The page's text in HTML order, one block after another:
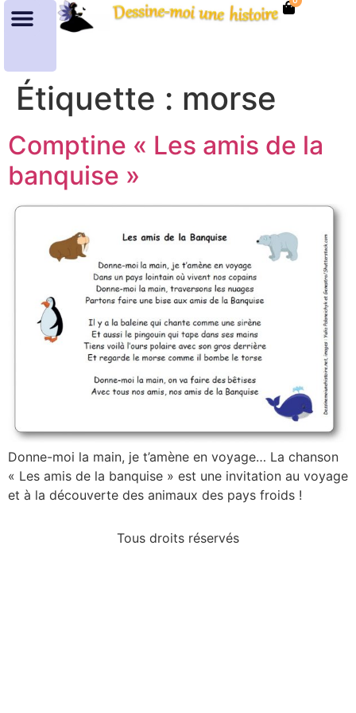
Étiquette : morse
Comptine « Les amis de la
banquise »
Donne-moi la main, je t’amène en voyage… La chanson
« Les amis de la banquise » est une invitation au voyage
et à la découverte des animaux des pays froids !
Tous droits réservés